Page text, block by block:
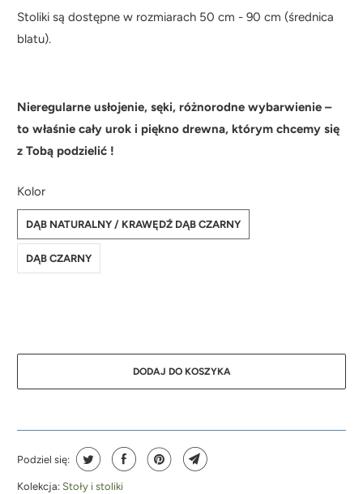
Stoliki są dostępne w rozmiarach 50 cm - 90 cm (średnica
blatu).
Nieregularne usłojenie, sęki, różnorodne wybarwienie –
to właśnie cały urok i piękno drewna, którym chcemy się
z Tobą podzielić !
Kolor
DĄB NATURALNY / KRAWĘDŹ DĄB CZARNY
DĄB CZARNY
DODAJ DO KOSZYKA
Podziel się:
Kolekcja: Stoły i stoliki